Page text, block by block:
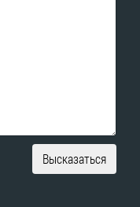
Высказаться